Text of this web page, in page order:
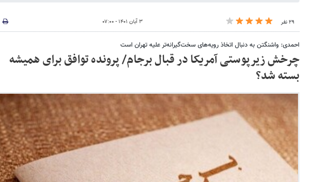
۲۹ نفر ۳ آبان ۱۴۰۱ - ۰۷:۰۰
احمدی: واشنگتن به دنبال اتخاذ رویه‌های سخت‌گیرانه‌تر علیه تهران است
چرخش زیرپوستی آمریکا در قبال برجام/ پرونده توافق برای همیشه
بسته شد؟